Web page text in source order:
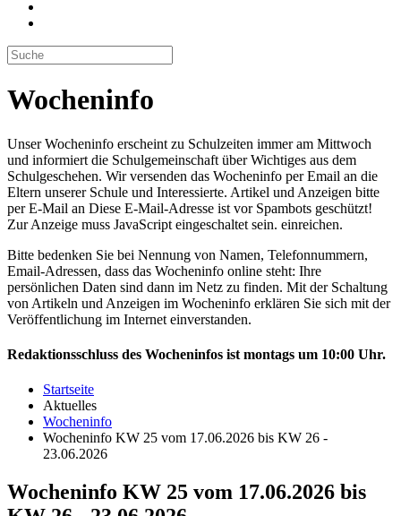
Wocheninfo
Unser Wocheninfo erscheint zu Schulzeiten immer am Mittwoch
und informiert die Schulgemeinschaft über Wichtiges aus dem
Schulgeschehen. Wir versenden das Wocheninfo per Email an die
Eltern unserer Schule und Interessierte. Artikel und Anzeigen bitte
per E-Mail an Diese E-Mail-Adresse ist vor Spambots geschützt!
Zur Anzeige muss JavaScript eingeschaltet sein. einreichen.
Bitte bedenken Sie bei Nennung von Namen, Telefonnummern,
Email-Adressen, dass das Wocheninfo online steht: Ihre
persönlichen Daten sind dann im Netz zu finden. Mit der Schaltung
von Artikeln und Anzeigen im Wocheninfo erklären Sie sich mit der
Veröffentlichung im Internet einverstanden.
Redaktionsschluss des Wocheninfos ist montags um 10:00 Uhr.
Startseite
Aktuelles
Wocheninfo
Wocheninfo KW 25 vom 17.06.2026 bis KW 26 -
23.06.2026
Wocheninfo KW 25 vom 17.06.2026 bis